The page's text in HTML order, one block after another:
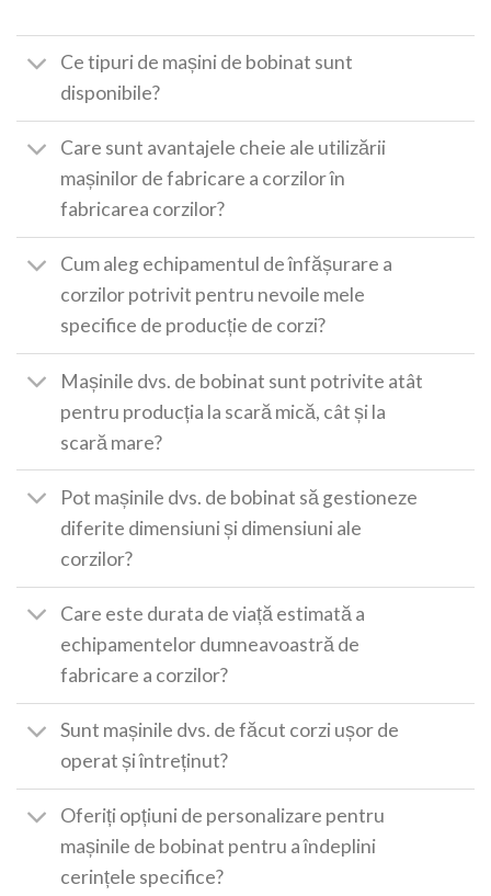
Ce tipuri de mașini de bobinat sunt
disponibile?
Care sunt avantajele cheie ale utilizării
mașinilor de fabricare a corzilor în
fabricarea corzilor?
Cum aleg echipamentul de înfășurare a
corzilor potrivit pentru nevoile mele
specifice de producție de corzi?
Mașinile dvs. de bobinat sunt potrivite atât
pentru producția la scară mică, cât și la
scară mare?
Pot mașinile dvs. de bobinat să gestioneze
diferite dimensiuni și dimensiuni ale
corzilor?
Care este durata de viață estimată a
echipamentelor dumneavoastră de
fabricare a corzilor?
Sunt mașinile dvs. de făcut corzi ușor de
operat și întreținut?
Oferiți opțiuni de personalizare pentru
mașinile de bobinat pentru a îndeplini
cerințele specifice?